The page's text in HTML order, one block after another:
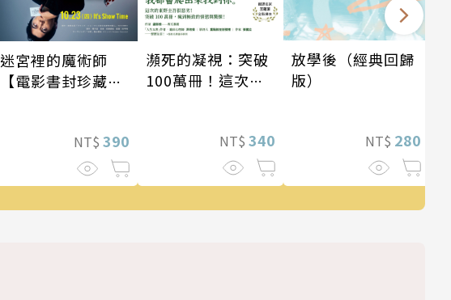
迷宮裡的魔術師
【電影書封珍藏
NT$ 390
瀕死的凝視：突破
100萬冊！這次的
NT$ 340
放學後（經典回歸
版）
NT$ 280